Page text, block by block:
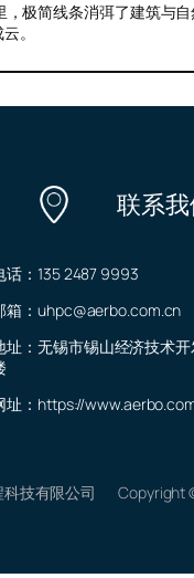
，极简线条消弭了建筑
。
联系
话：135 2487 9993
箱：uhpc@aerbo.com.cn
址：无锡市锡山经济技术
址：https://
技有限公司 Copyright